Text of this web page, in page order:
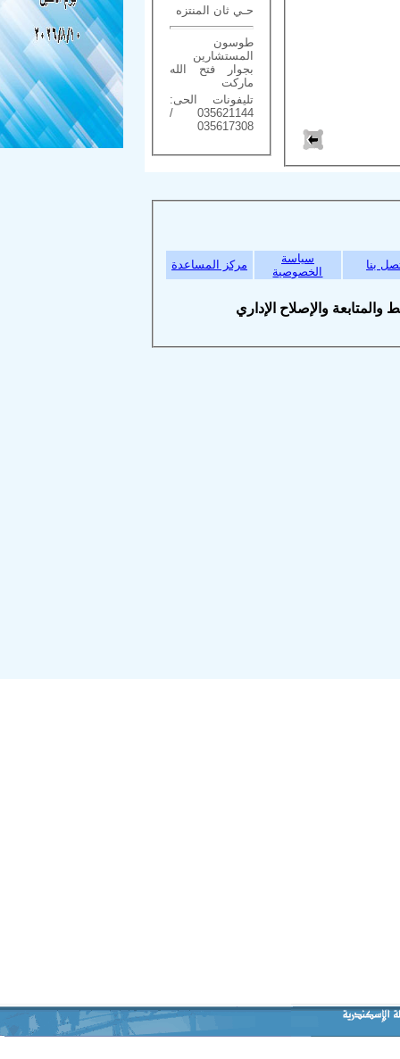
حـي ثان المنتزه
طوسون
المستشارين
بجوار فتح الله
ماركت
تليفونات الحى:
035621144 /
035617308
سياسة
الخصوصية
مركز المساعدة
والإصلاح الإداري